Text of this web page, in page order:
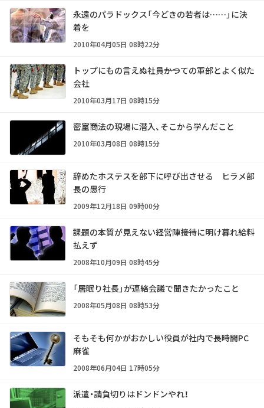
永遠のパラドックス「今どきの若者は……」に決
着を
2010年04月05日 08時22分
トップにもの言えぬ社員――かつての軍部とよく似た
会社
2010年03月17日 08時15分
密室商法の現場に潜入、そこから学んだこと
2010年03月08日 08時15分
辞めたホステスを部下に呼び出させる ヒラメ部
長の愚行
2009年12月18日 09時00分
課題の本質が見えない経営陣――接待に明け暮れ給料
払えず
2008年10月09日 08時45分
「居眠り社長」が連絡会議で聞きたかったこと
2008年05月08日 08時53分
そもそも何かがおかしい――役員が社内で長時間PC
麻雀
2008年06月04日 17時05分
派遣・請負切りはドンドンやれ！